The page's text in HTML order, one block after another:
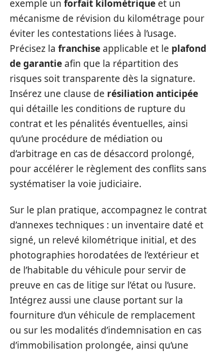
exemple un forfait kilométrique et un
mécanisme de révision du kilométrage pour
éviter les contestations liées à l’usage.
Précisez la franchise applicable et le plafond
de garantie afin que la répartition des
risques soit transparente dès la signature.
Insérez une clause de résiliation anticipée
qui détaille les conditions de rupture du
contrat et les pénalités éventuelles, ainsi
qu’une procédure de médiation ou
d’arbitrage en cas de désaccord prolongé,
pour accélérer le règlement des conflits sans
systématiser la voie judiciaire.
Sur le plan pratique, accompagnez le contrat
d’annexes techniques : un inventaire daté et
signé, un relevé kilométrique initial, et des
photographies horodatées de l’extérieur et
de l’habitable du véhicule pour servir de
preuve en cas de litige sur l’état ou l’usure.
Intégrez aussi une clause portant sur la
fourniture d’un véhicule de remplacement
ou sur les modalités d’indemnisation en cas
d’immobilisation prolongée, ainsi qu’une